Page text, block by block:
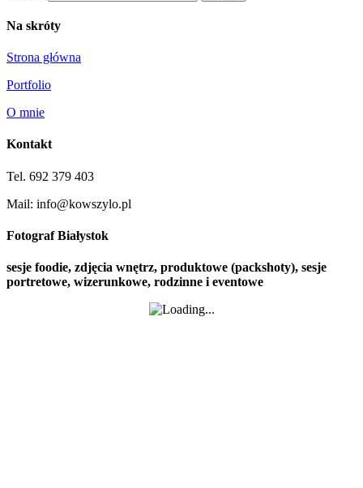
Na skróty
Strona główna
Portfolio
O mnie
Kontakt
Tel. 692 379 403
Mail: info@kowszylo.pl
Fotograf Białystok
sesje foodie, zdjęcia wnętrz, produktowe (packshoty), sesje
portretowe, wizerunkowe, rodzinne i eventowe